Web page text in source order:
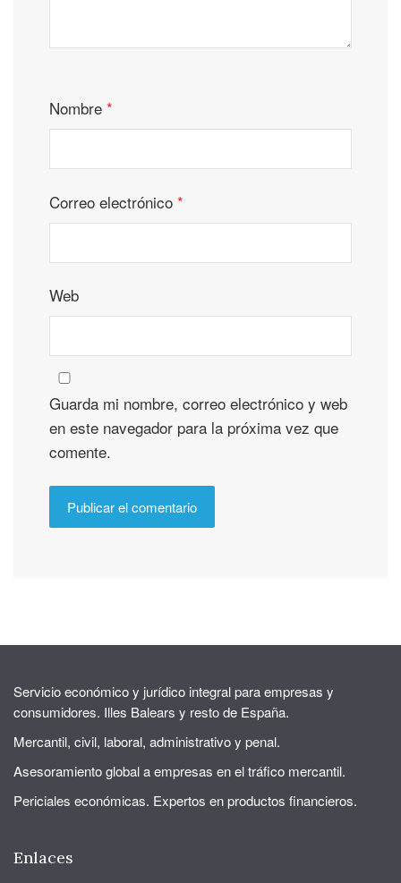
Nombre *
Correo electrónico *
Web
Guarda mi nombre, correo electrónico y web
en este navegador para la próxima vez que
comente.
Servicio económico y jurídico integral para empresas y
consumidores. Illes Balears y resto de España.
Mercantil, civil, laboral, administrativo y penal.
Asesoramiento global a empresas en el tráfico mercantil.
Periciales económicas. Expertos en productos financieros.
Enlaces